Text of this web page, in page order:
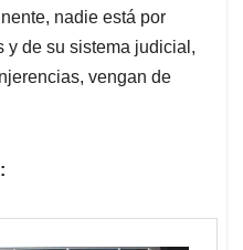
nadie está por
y de su sistema judicial,
vengan de